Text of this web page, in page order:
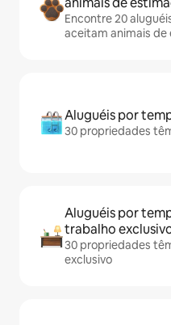
Encontre 20
aceitam animais de
Aluguéis por
30 propriedades
Aluguéis por
trabalho
30 propriedades
exclusivo